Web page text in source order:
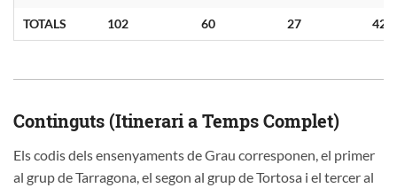
TOTALS 102 60 27 42
Continguts (Itinerari a Temps Complet)
Els codis dels ensenyaments de Grau corresponen, el primer
al grup de Tarragona, el segon al grup de Tortosa i el tercer al